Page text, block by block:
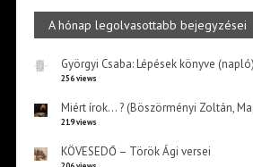
A hónap legolvasottabb bejegyzései
Györgyi Csaba: Lépések könyve
256 views
Miért írok… ? (Böszörményi Zoltán,
219 views
KÖVESEDŐ – Török Ági versei